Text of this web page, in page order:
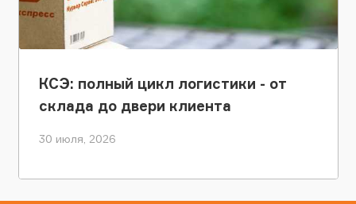
КСЭ: полный цикл логистики - от
склада до двери клиента
30 июля, 2026